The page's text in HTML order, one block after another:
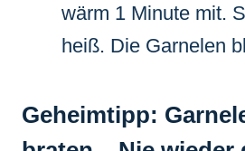
wärm 1 Minute mit.
heiß. Die Garnelen
Geheimtipp: